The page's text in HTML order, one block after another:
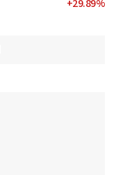
+29.89%